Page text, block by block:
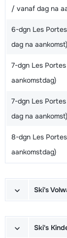
/ vanaf dag na
6-dgn Les
dag na aankomst)
7-dgn Les
aankomstdag)
7-dgn Les
dag na aankomst)
8-dgn Les
aankomstdag)
Ski's
Schoenen +
Ski's